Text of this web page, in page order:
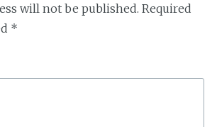
will not be published. Required
*